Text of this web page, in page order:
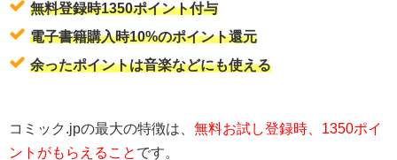
無料登録時1350ポイント付与
電子書籍購入時10%のポイント還元
余ったポイントは音楽などにも使える
コミック.jpの最大の特徴は、 無料お試し登録時、1350ポイ
ントがもらえること です。